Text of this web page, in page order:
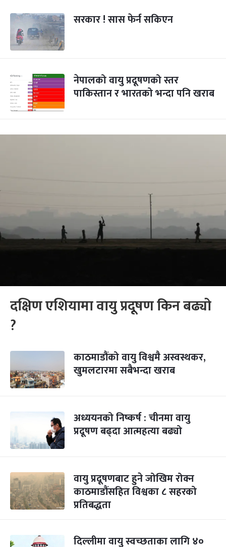
सरकार ! सास फेर्न सकिएन
नेपालको वायु प्रदूषणको स्तर
पाकिस्तान र भारतको भन्दा पनि खराब
दक्षिण एशियामा वायु प्रदूषण किन बढ्यो
?
काठमाडौंको वायु विश्वमै अस्वस्थकर,
खुमलटारमा सबैभन्दा खराब
अध्ययनको निष्कर्ष : चीनमा वायु
प्रदूषण बढ्दा आत्महत्या बढ्यो
वायु प्रदूषणबाट हुने जोखिम रोक्न
काठमाडौंसहित विश्वका ८ सहरको
प्रतिबद्धता
दिल्लीमा वायु स्वच्छताका लागि ४०